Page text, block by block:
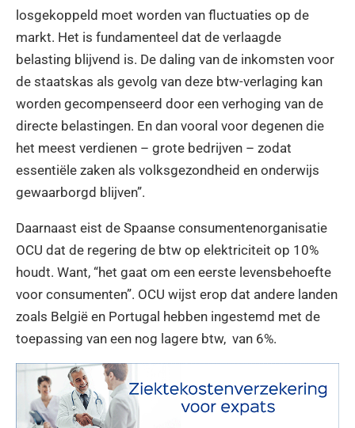
losgekoppeld moet worden van fluctuaties op de
markt. Het is fundamenteel dat de verlaagde
belasting blijvend is. De daling van de inkomsten voor
de staatskas als gevolg van deze btw-verlaging kan
worden gecompenseerd door een verhoging van de
directe belastingen. En dan vooral voor degenen die
het meest verdienen – grote bedrijven – zodat
essentiële zaken als volksgezondheid en onderwijs
gewaarborgd blijven”.
Daarnaast eist de Spaanse consumentenorganisatie
OCU dat de regering de btw op elektriciteit op 10%
houdt. Want, “het gaat om een eerste levensbehoefte
voor consumenten”. OCU wijst erop dat andere landen
zoals België en Portugal hebben ingestemd met de
toepassing van een nog lagere btw, van 6%.